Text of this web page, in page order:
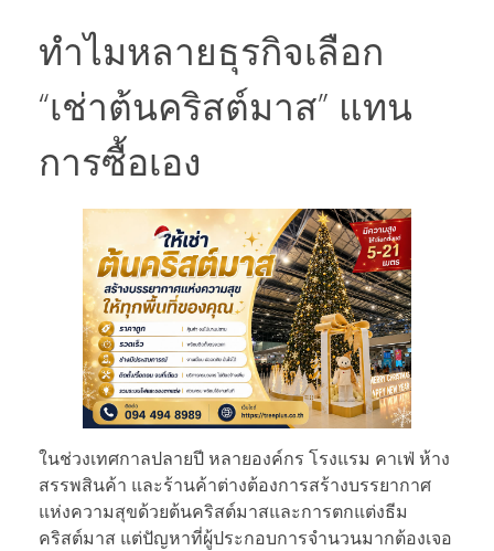
ทำไมหลายธุรกิจเลือก
“เช่าต้นคริสต์มาส” แทน
การซื้อเอง
ในช่วงเทศกาลปลายปี หลายองค์กร โรงแรม คาเฟ่ ห้าง
สรรพสินค้า และร้านค้าต่างต้องการสร้างบรรยากาศ
แห่งความสุขด้วยต้นคริสต์มาสและการตกแต่งธีม
คริสต์มาส แต่ปัญหาที่ผู้ประกอบการจำนวนมากต้องเจอ